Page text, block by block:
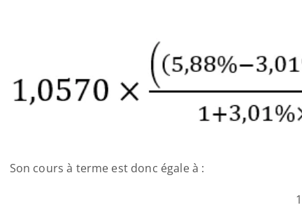
Son cours à terme est donc égale à :